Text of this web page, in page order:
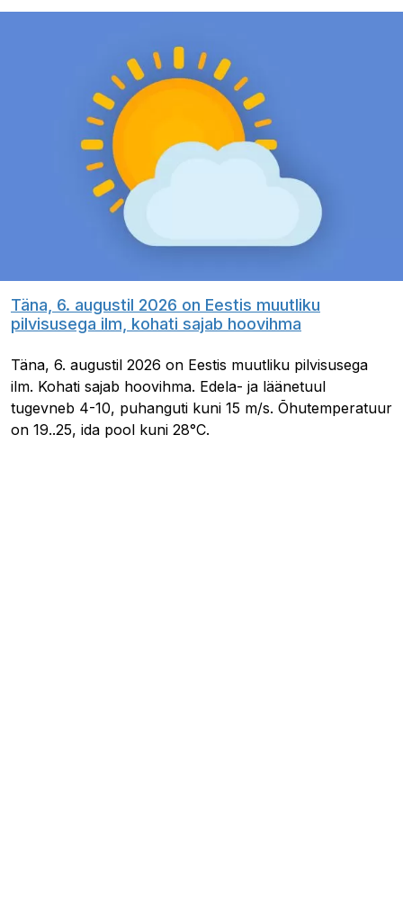
Täna, 6. augustil 2026 on Eestis muutliku
pilvisusega ilm, kohati sajab hoovihma
Täna, 6. augustil 2026 on Eestis muutliku pilvisusega
ilm. Kohati sajab hoovihma. Edela- ja läänetuul
tugevneb 4-10, puhanguti kuni 15 m/s. Õhutemperatuur
on 19..25, ida pool kuni 28°C.